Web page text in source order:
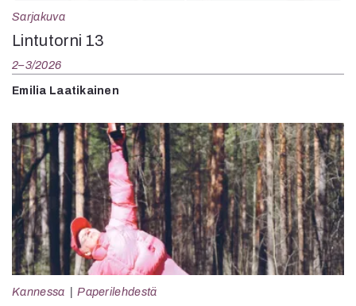
Sarjakuva
Lintutorni 13
2–3/2026
Emilia Laatikainen
Kannessa Paperilehdestä